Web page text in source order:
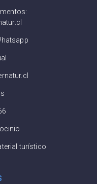
turístico